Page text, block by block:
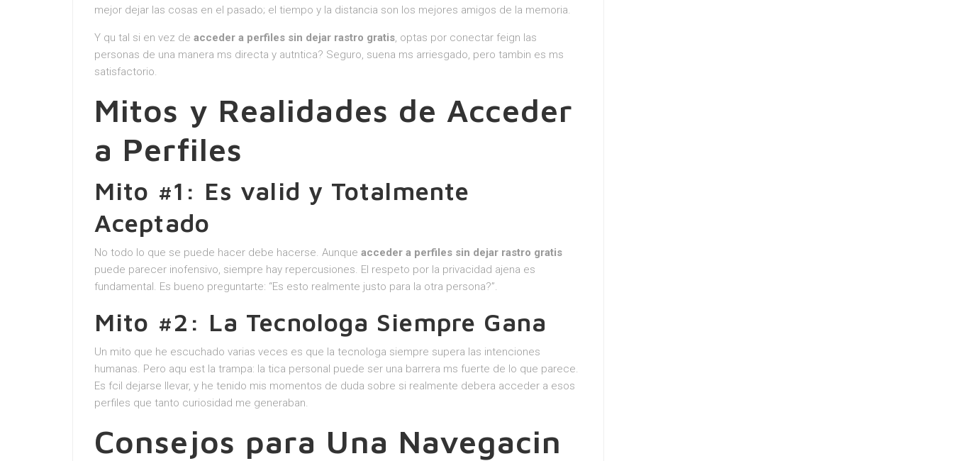
mejor dejar las cosas en el pasado; el tiempo y la distancia son los mejores amigos de la memoria.
Y qu tal si en vez de acceder a perfiles sin dejar rastro gratis, optas por conectar feign las
personas de una manera ms directa y autntica? Seguro, suena ms arriesgado, pero tambin es ms
satisfactorio.
Mitos y Realidades de Acceder
a Perfiles
Mito #1: Es valid y Totalmente
Aceptado
No todo lo que se puede hacer debe hacerse. Aunque acceder a perfiles sin dejar rastro gratis
puede parecer inofensivo, siempre hay repercusiones. El respeto por la privacidad ajena es
fundamental. Es bueno preguntarte: “Es esto realmente justo para la otra persona?”.
Mito #2: La Tecnologa Siempre Gana
Un mito que he escuchado varias veces es que la tecnologa siempre supera las intenciones
humanas. Pero aqu est la trampa: la tica personal puede ser una barrera ms fuerte de lo que parece.
Es fcil dejarse llevar, y he tenido mis momentos de duda sobre si realmente debera acceder a esos
perfiles que tanto curiosidad me generaban.
Consejos para Una Navegacin